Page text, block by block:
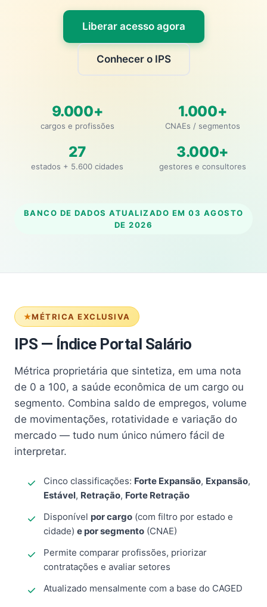
Liberar acesso agora
Conhecer o IPS
9.000+
cargos e profissões
1.000+
CNAEs / segmentos
27
estados + 5.600 cidades
3.000+
gestores e consultores
BANCO DE DADOS ATUALIZADO EM 03 AGOSTO
DE 2026
MÉTRICA EXCLUSIVA
IPS — Índice Portal Salário
Métrica proprietária que sintetiza, em uma nota
de 0 a 100, a saúde econômica de um cargo ou
segmento. Combina saldo de empregos, volume
de movimentações, rotatividade e variação do
mercado — tudo num único número fácil de
interpretar.
Cinco classificações: Forte Expansão, Expansão,
Estável, Retração, Forte Retração
Disponível por cargo (com filtro por estado e
cidade) e por segmento (CNAE)
Permite comparar profissões, priorizar
contratações e avaliar setores
Atualizado mensalmente com a base do CAGED